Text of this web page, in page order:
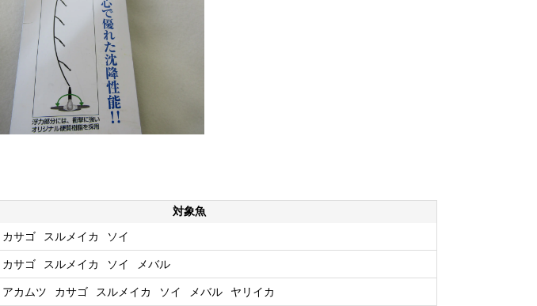
対象魚
カサゴ スルメイカ ソイ
カサゴ スルメイカ ソイ メバル
アカムツ カサゴ スルメイカ ソイ メバル ヤリイカ